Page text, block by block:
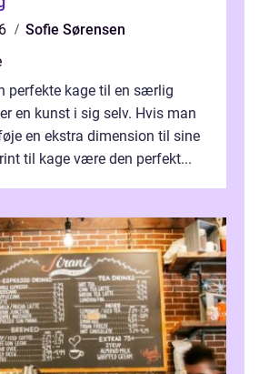
Sofie Sørensen
perfekte kage til en særlig
en kunst i sig selv. Hvis man
en ekstra dimension til sine
til kage være den perfekt...